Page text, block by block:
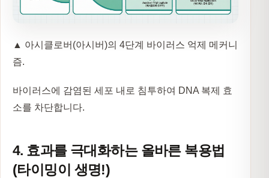
▲ 아시클로버(아시버)의 4단계 바이러스 억제 메커니
즘.
바이러스에 감염된 세포 내로 침투하여 DNA 복제 효
소를 차단합니다.
4. 효과를 극대화하는 올바른 복용법
(타이밍이 생명!)